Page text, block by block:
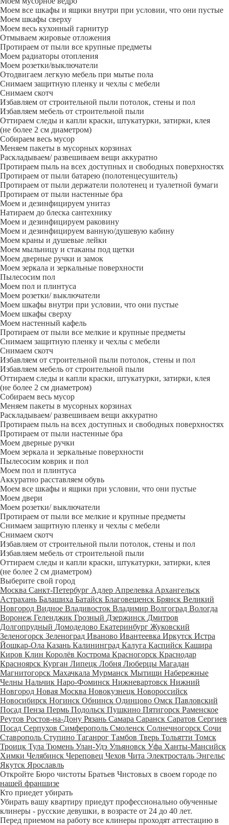
Моем все шкафы и ящики внутри при условии, что они пустые
Моем шкафы сверху
Моем весь кухонный гарнитур
Отмываем жировые отложения
Протираем от пыли все крупные предметы
Моем радиаторы отопления
Моем розетки/выключатели
Отодвигаем легкую мебель при мытье пола
Снимаем защитную пленку и чехлы с мебели
Снимаем скотч
Избавляем от строительной пыли потолок, стены и пол
Избавляем мебель от строительной пыли
Оттираем следы и капли краски, штукатурки, затирки, клея
(не более 2 см диаметром)
Собираем весь мусор
Меняем пакеты в мусорных корзинах
Раскладываем/ развешиваем вещи аккуратно
Протираем пыль на всех доступных и свободных поверхностях
Протираем от пыли батарею (полотенцесушитель)
Протираем от пыли держатели полотенец и туалетной бумаги
Протираем от пыли настенные бра
Моем и дезинфицируем унитаз
Натираем до блеска сантехнику
Моем и дезинфицируем раковину
Моем и дезинфицируем ванную/душевую кабину
Моем краны и душевые лейки
Моем мыльницу и стаканы под щетки
Моем дверные ручки и замок
Моем зеркала и зеркальные поверхности
Пылесосим пол
Моем пол и плинтуса
Моем розетки/ выключатели
Моем шкафы внутри при условии, что они пустые
Моем шкафы сверху
Моем настенный кафель
Протираем от пыли все мелкие и крупные предметы
Снимаем защитную пленку и чехлы с мебели
Снимаем скотч
Избавляем от строительной пыли потолок, стены и пол
Избавляем мебель от строительной пыли
Оттираем следы и капли краски, штукатурки, затирки, клея
(не более 2 см диаметром)
Собираем весь мусор
Меняем пакеты в мусорных корзинах
Раскладываем/ развешиваем вещи аккуратно
Протираем пыль на всех доступных и свободных поверхностях
Протираем от пыли настенные бра
Моем дверные ручки
Моем зеркала и зеркальные поверхности
Пылесосим коврик и пол
Моем пол и плинтуса
Аккуратно расставляем обувь
Моем все шкафы и ящики при условии, что они пустые
Моем двери
Моем розетки/ выключатели
Протираем от пыли все мелкие и крупные предметы
Снимаем защитную пленку и чехлы с мебели
Снимаем скотч
Избавляем от строительной пыли потолок, стены и пол
Избавляем мебель от строительной пыли
Оттираем следы и капли краски, штукатурки, затирки, клея
(не более 2 см диаметром)
Выберите свой город
Москва Санкт-Петербург Адлер Апрелевка Архангельск
Астрахань Балашиха Батайск Благовещенск Брянск Великий
Новгород Видное Владивосток Владимир Волгоград Вологда
Воронеж Геленджик Грозный Дзержинск Дмитров
Долгопрудный Домодедово Екатеринбург Жуковский
Зеленогорск Зеленоград Иваново Ивантеевка Иркутск Истра
Йошкар-Ола Казань Калининград Калуга Каспийск Кашира
Киров Клин Королёв Кострома Красногорск Краснодар
Красноярск Курган Липецк Лобня Люберцы Магадан
Магнитогорск Махачкала Мурманск Мытищи Набережные
Челны Нальчик Наро-Фоминск Нижневартовск Нижний
Новгород Новая Москва Новокузнецк Новороссийск
Новосибирск Ногинск Обнинск Одинцово Омск Павловский
Посад Пенза Пермь Подольск Пушкино Пятигорск Раменское
Реутов Ростов-на-Дону Рязань Самара Саранск Саратов Сергиев
Посад Серпухов Симферополь Смоленск Солнечногорск Сочи
Ставрополь Ступино Таганрог Тамбов Тверь Тольятти Томск
Троицк Тула Тюмень Улан-Удэ Ульяновск Уфа Ханты-Мансийск
Химки Челябинск Череповец Чехов Чита Электросталь Энгельс
Якутск Ярославль
Откройте Бюро чистоты Братьев Чистовых в своем городе по
нашей франшизе
Кто приедет убирать
Убирать вашу квартиру приедут профессионально обученные
клинеры - русские девушки, в возрасте от 24 до 40 лет.
Перед приемом на работу все клинеры проходят аттестацию в